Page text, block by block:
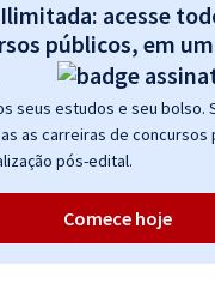
acesse
públicos, em
seus estudos e seu bolso.
as carreiras de concursos
pós-edital.
Comece hoje